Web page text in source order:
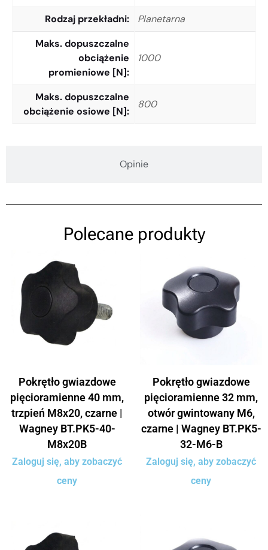
Opinie
Rodzaj przekładni
Planetarna
Maks. dopuszczalne
obciążenie
promieniowe [N]
1000
Maks. dopuszczalne
obciążenie osiowe [N]
800
Polecane produkty
Pokrętło gwiazdowe
pięcioramienne 40 mm,
trzpień M8x20, czarne |
Wagney BT.PK5-40-
M8x20B
Zaloguj się, aby zobaczyć
ceny
Pokrętło gwiazdowe
pięcioramienne 32 mm,
otwór gwintowany M6,
czarne | Wagney BT.PK5-
32-M6-B
Zaloguj się, aby zobaczyć
ceny